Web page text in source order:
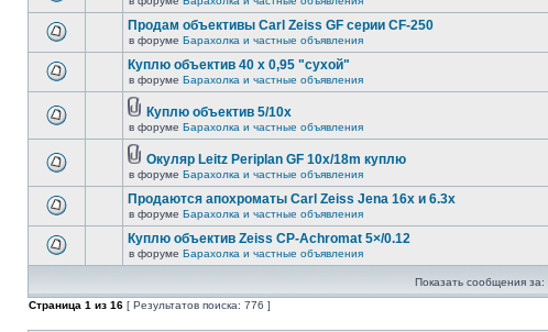
Продам объективы Carl Zeiss GF серии CF-250
в форуме Барахолка и частные объявления
Куплю объектив 40 х 0,95 "сухой"
в форуме Барахолка и частные объявления
Куплю объектив 5/10х
в форуме Барахолка и частные объявления
Окуляр Leitz Periplan GF 10x/18m куплю
в форуме Барахолка и частные объявления
Продаются апохроматы Carl Zeiss Jena 16x и 6.3x
в форуме Барахолка и частные объявления
Куплю объектив Zeiss CP-Achromat 5×/0.12
в форуме Барахолка и частные объявления
Показать сообщения за:
Страница 1 из 16 [ Результатов поиска: 776 ]